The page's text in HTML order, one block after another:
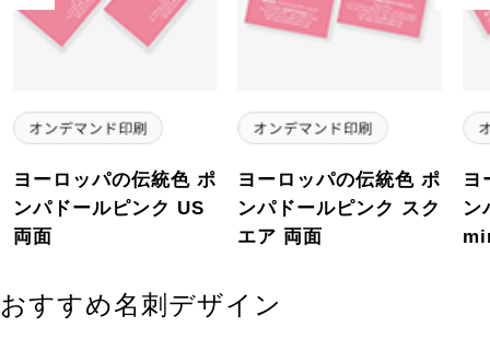
ヨーロッパの伝統色 ポ
ンパドールピンク US
両面
ヨーロッパの伝統色 ポ
ンパドールピンク スク
エア 両面
ヨ
ン
おすすめ名刺デザイン